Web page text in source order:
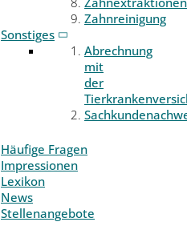
Zahnreinigung
Sonstiges
Abrechnung
mit
der
Häufige Fragen
Impressionen
Lexikon
News
Stellenangebote